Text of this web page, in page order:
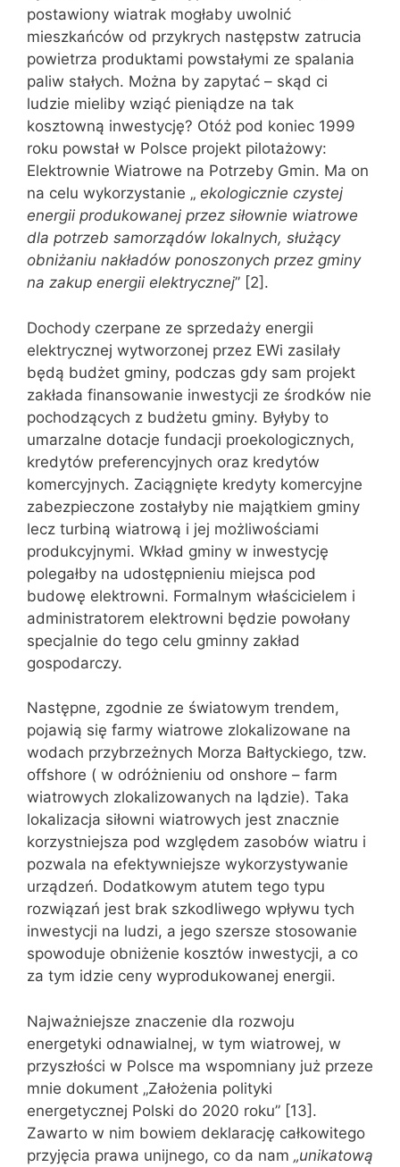
postawiony wiatrak mogłaby uwolnić
mieszkańców od przykrych następstw zatrucia
powietrza produktami powstałymi ze spalania
paliw stałych. Można by zapytać – skąd ci
ludzie mieliby wziąć pieniądze na tak
kosztowną inwestycję? Otóż pod koniec 1999
roku powstał w Polsce projekt pilotażowy:
Elektrownie Wiatrowe na Potrzeby Gmin. Ma on
na celu wykorzystanie „ ekologicznie czystej
energii produkowanej przez siłownie wiatrowe
dla potrzeb samorządów lokalnych, służący
obniżaniu nakładów ponoszonych przez gminy
na zakup energii elektrycznej” [2].
Dochody czerpane ze sprzedaży energii
elektrycznej wytworzonej przez EWi zasilały
będą budżet gminy, podczas gdy sam projekt
zakłada finansowanie inwestycji ze środków nie
pochodzących z budżetu gminy. Byłyby to
umarzalne dotacje fundacji proekologicznych,
kredytów preferencyjnych oraz kredytów
komercyjnych. Zaciągnięte kredyty komercyjne
zabezpieczone zostałyby nie majątkiem gminy
lecz turbiną wiatrową i jej możliwościami
produkcyjnymi. Wkład gminy w inwestycję
polegałby na udostępnieniu miejsca pod
budowę elektrowni. Formalnym właścicielem i
administratorem elektrowni będzie powołany
specjalnie do tego celu gminny zakład
gospodarczy.
Następne, zgodnie ze światowym trendem,
pojawią się farmy wiatrowe zlokalizowane na
wodach przybrzeżnych Morza Bałtyckiego, tzw.
offshore ( w odróżnieniu od onshore – farm
wiatrowych zlokalizowanych na lądzie). Taka
lokalizacja siłowni wiatrowych jest znacznie
korzystniejsza pod względem zasobów wiatru i
pozwala na efektywniejsze wykorzystywanie
urządzeń. Dodatkowym atutem tego typu
rozwiązań jest brak szkodliwego wpływu tych
inwestycji na ludzi, a jego szersze stosowanie
spowoduje obniżenie kosztów inwestycji, a co
za tym idzie ceny wyprodukowanej energii.
Najważniejsze znaczenie dla rozwoju
energetyki odnawialnej, w tym wiatrowej, w
przyszłości w Polsce ma wspomniany już przeze
mnie dokument „Założenia polityki
energetycznej Polski do 2020 roku” [13].
Zawarto w nim bowiem deklarację całkowitego
przyjęcia prawa unijnego, co da nam „unikatową